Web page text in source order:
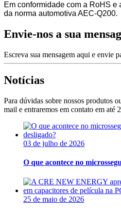
Em conformidade com a RoHS
da norma automotiva AEC-Q200.
Envie-nos a sua
Escreva sua mensagem aqui e envie
Notícias
Para dúvidas sobre nossos produtos
mail e entraremos em contato em até
03 de julho de 2026
O que acontece no
25 de maio de 2026